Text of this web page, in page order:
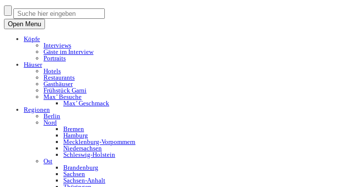
Open Menu
Köpfe
Interviews
Gäste im Interview
Portraits
Häuser
Hotels
Restaurants
Gasthäuser
Frühstück Garni
Max’ Besuche
Max’ Geschmack
Regionen
Berlin
Nord
Bremen
Hamburg
Mecklenburg-Vorpommern
Niedersachsen
Schleswig-Holstein
Ost
Brandenburg
Sachsen
Sachsen-Anhalt